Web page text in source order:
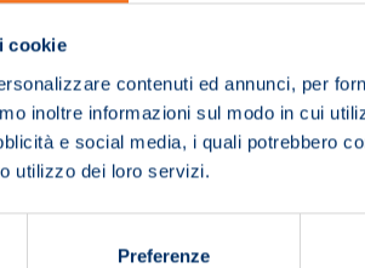
cookie
contenuti ed annunci, per
inoltre informazioni sul modo in cui
e social media, i quali potrebbero
utilizzo dei loro servizi.
Preferenze